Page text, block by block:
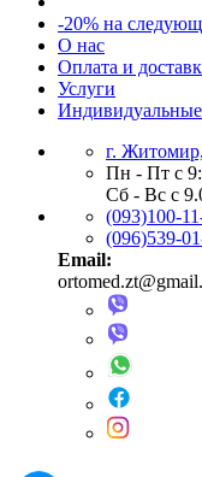
-20% на
О нас
Оплата и
Услуги
Индивидуальные
г.
Пн - Пт с
Сб - Вс с
(093)100-
(096)539-
Email: